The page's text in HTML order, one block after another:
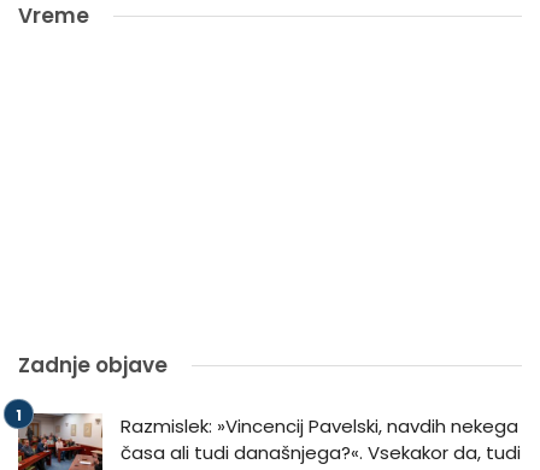
Vreme
Zadnje objave
Razmislek: »Vincencij Pavelski, navdih nekega
časa ali tudi današnjega?«. Vsekakor da, tudi